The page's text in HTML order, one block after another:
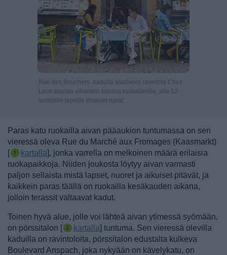
Rue des Bouchers -kadulla sijaitseva ravintola Chez
Leon tarjoaa aikuisten kanssa ruokaileville, alle 12-
vuotiaille lapsille ilmaiset ruoat.
Paras katu ruokailla aivan pääaukion tuntumassa on sen
vieressä oleva Rue du Marché aux Fromages (Kaasmarkt)
[
kartalla], jonka varrella on melkoinen määrä erilaisia
ruokapaikkoja. Niiden joukosta löytyy aivan varmasti
paljon sellaista mistä lapset, nuoret ja aikuiset pitävät, ja
kaikkein paras täällä on ruokailla kesäkauden aikana,
jolloin terassit valtaavat kadut.
Toinen hyvä alue, jolle voi lähteä aivan ytimessä syömään,
on pörssitalon [
kartalla] tuntuma. Sen vieressä olevilla
kaduilla on ravintoloita, pörssitalon edustalta kulkeva
Boulevard Anspach, joka nykyään on kävelykatu, on